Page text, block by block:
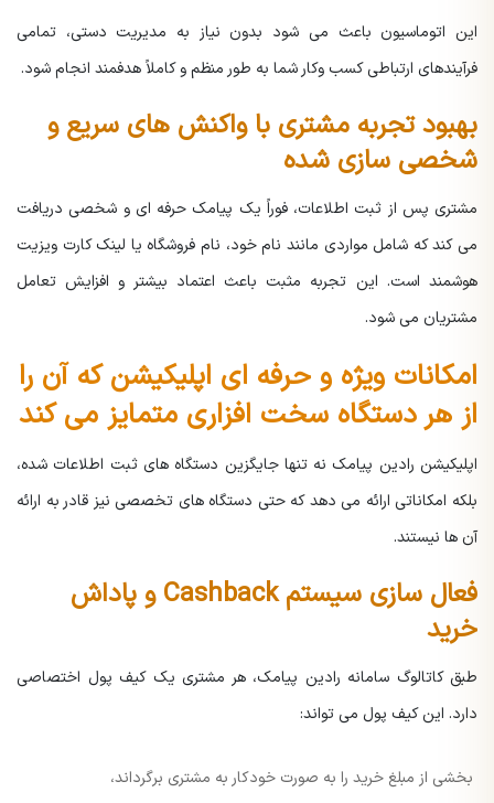
این اتوماسیون باعث می شود بدون نیاز به مدیریت دستی، تمامی
فرآیندهای ارتباطی کسب وکار شما به طور منظم و کاملاً هدفمند انجام شود.
بهبود تجربه مشتری با واکنش های سریع و
شخصی سازی شده
مشتری پس از ثبت اطلاعات، فوراً یک پیامک حرفه ای و شخصی دریافت
می کند که شامل مواردی مانند نام خود، نام فروشگاه یا لینک کارت ویزیت
هوشمند است. این تجربه مثبت باعث اعتماد بیشتر و افزایش تعامل
مشتریان می شود.
امکانات ویژه و حرفه ای اپلیکیشن که آن را
از هر دستگاه سخت افزاری متمایز می کند
اپلیکیشن رادین پیامک نه تنها جایگزین دستگاه های ثبت اطلاعات شده،
بلکه امکاناتی ارائه می دهد که حتی دستگاه های تخصصی نیز قادر به ارائه
آن ها نیستند.
فعال سازی سیستم Cashback و پاداش
خرید
طبق کاتالوگ سامانه رادین پیامک، هر مشتری یک کیف پول اختصاصی
دارد. این کیف پول می تواند:
بخشی از مبلغ خرید را به صورت خودکار به مشتری برگرداند،